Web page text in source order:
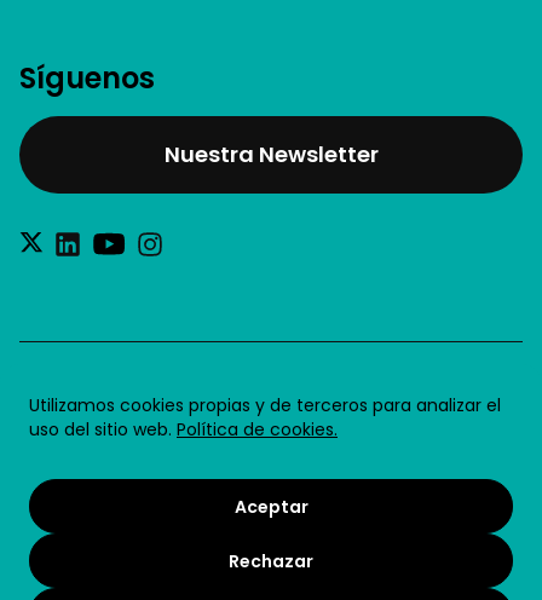
Utilizamos cookies propias y de terceros para analizar el
uso del sitio web. Política de cookies.
Aceptar
Rechazar
Síguenos
Nuestra Newsletter
®2026 Future for Work SL
Política de privacidad
Política de cookies
Condiciones de uso